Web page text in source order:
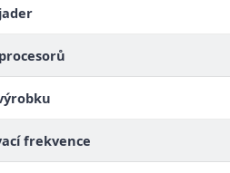
frekvence